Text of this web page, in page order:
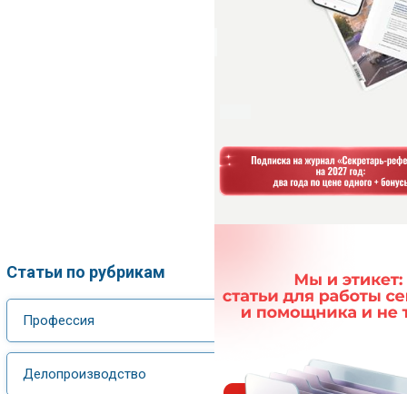
Статьи по рубрикам
Профессия
Делопроизводство